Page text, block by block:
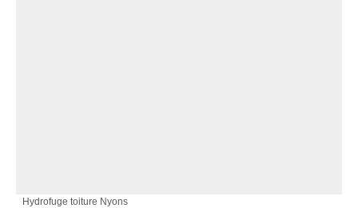
Hydrofuge toiture Nyons